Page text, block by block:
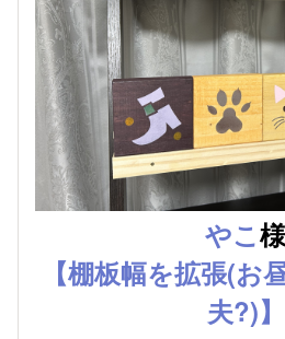
やこ様
【棚板幅を拡張(お
夫?)】